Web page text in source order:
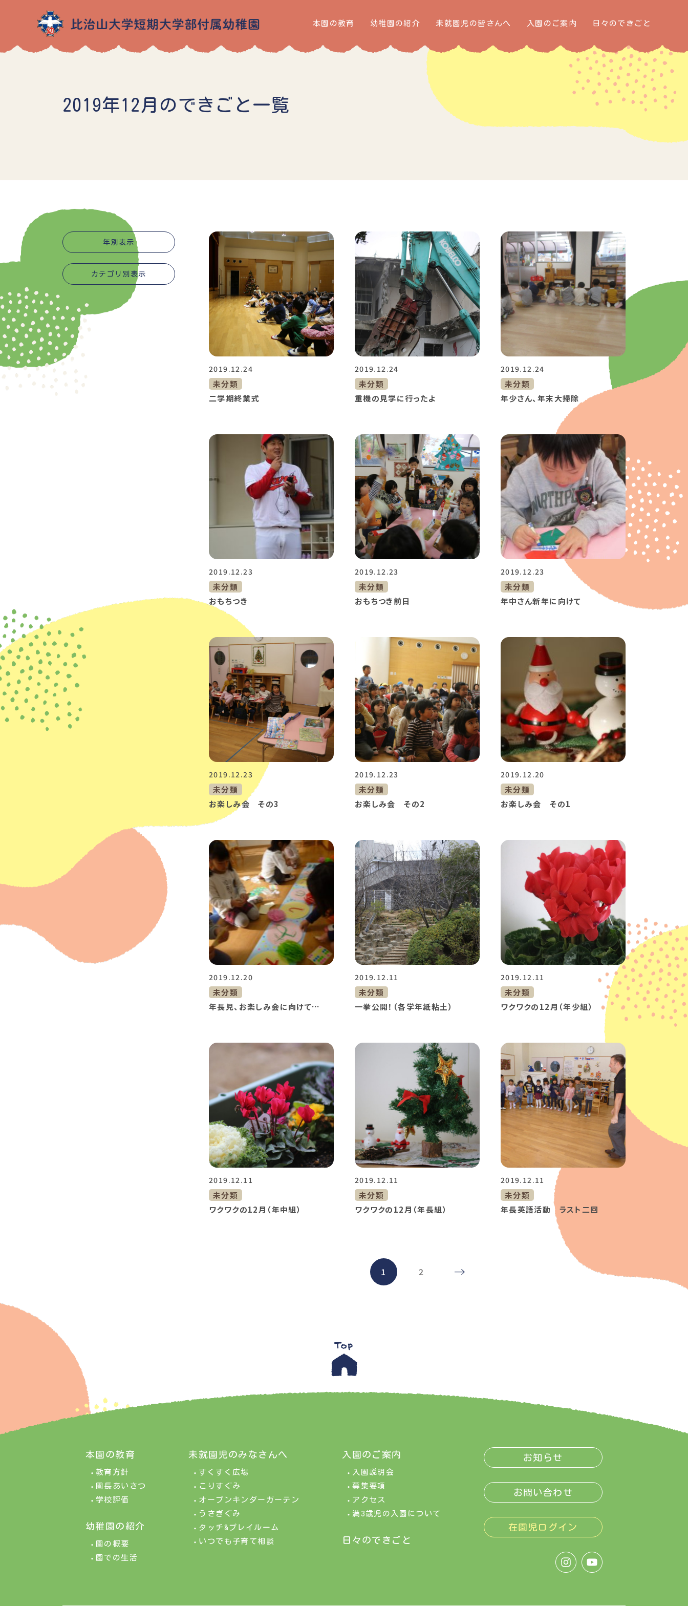
本園の教育 幼稚園の紹介 未就園児の皆さんへ 入園のご案内 日々のできごと
2019年12月のできごと一覧
2019.12.24
未分類
二学期終業式
2019.12.24
未分類
重機の見学に行ったよ
2019.12.24
未分類
年少さん、年末大掃除
2019.12.23
未分類
おもちつき
2019.12.23
未分類
おもちつき前日
2019.12.23
未分類
年中さん新年に向けて
2019.12.23
未分類
お楽しみ会 その3
2019.12.23
未分類
お楽しみ会 その2
2019.12.20
未分類
お楽しみ会 その1
2019.12.20
未分類
年長児、お楽しみ会に向けて…
2019.12.11
未分類
一挙公開！（各学年紙粘土）
2019.12.11
未分類
ワクワクの12月（年少組）
2019.12.11
未分類
ワクワクの12月（年中組）
2019.12.11
未分類
ワクワクの12月（年長組）
2019.12.11
未分類
年長英語活動 ラスト二回
1 2
年別表示
カテゴリ別表示
本園の教育
教育方針
園長あいさつ
学校評価
幼稚園の紹介
園の概要
園での生活
未就園児のみなさんへ
すくすく広場
こりすぐみ
オープンキンダーガーテン
うさぎぐみ
タッチ&プレイルーム
いつでも子育て相談
入園のご案内
入園説明会
募集要項
アクセス
満3歳児の入園について
日々のできごと
お知らせ
お問い合わせ
在園児ログイン